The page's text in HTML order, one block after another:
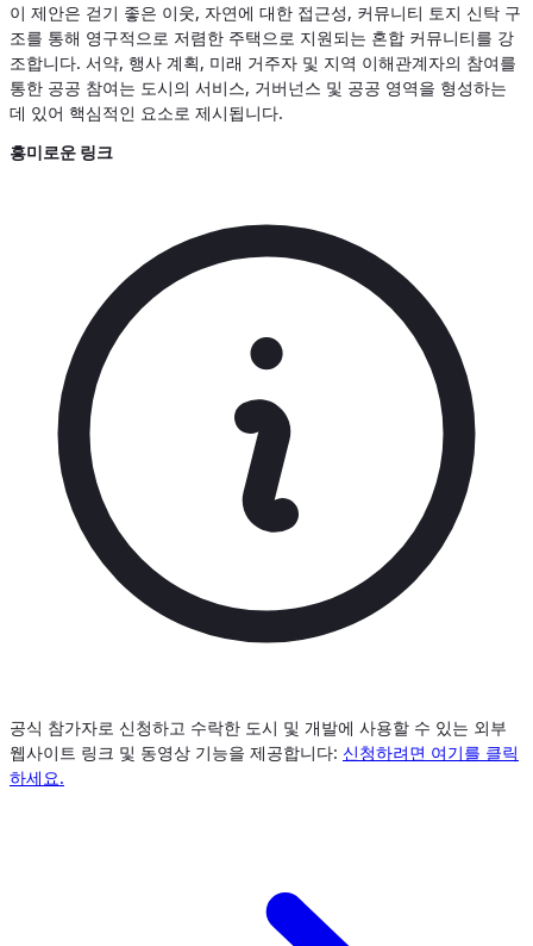
이 제안은 걷기 좋은 이웃, 자연에 대한 접근성, 커뮤니티 토지 신탁 구
조를 통해 영구적으로 저렴한 주택으로 지원되는 혼합 커뮤니티를 강
조합니다. 서약, 행사 계획, 미래 거주자 및 지역 이해관계자의 참여를
통한 공공 참여는 도시의 서비스, 거버넌스 및 공공 영역을 형성하는
데 있어 핵심적인 요소로 제시됩니다.
흥미로운 링크
공식 참가자로 신청하고 수락한 도시 및 개발에 사용할 수 있는 외부
웹사이트 링크 및 동영상 기능을 제공합니다: 신청하려면 여기를 클릭
하세요.